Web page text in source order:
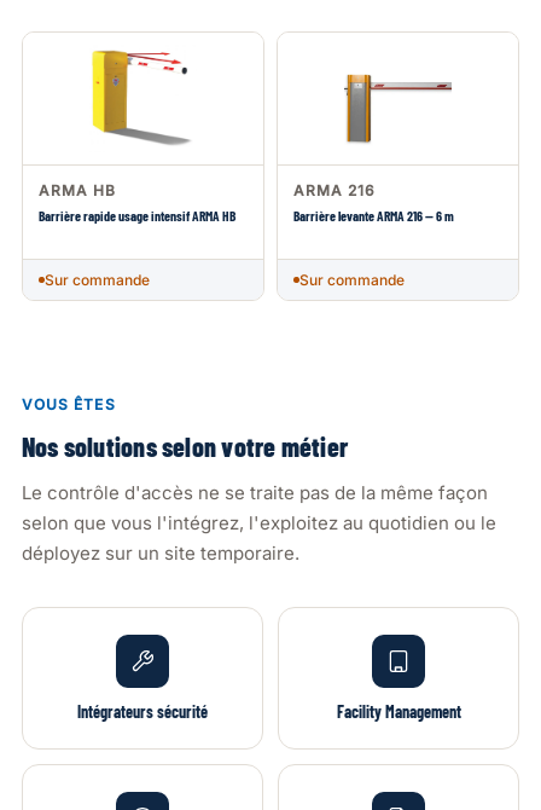
ARMA HB
Barrière rapide usage intensif ARMA HB
Sur commande
ARMA 216
Barrière levante ARMA 216 — 6 m
Sur commande
VOUS ÊTES
Nos solutions selon votre métier
Le contrôle d'accès ne se traite pas de la même façon
selon que vous l'intégrez, l'exploitez au quotidien ou le
déployez sur un site temporaire.
Intégrateurs sécurité Facility Management